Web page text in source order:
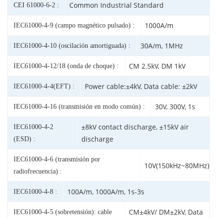
CEI 61000-6-2 : Common Industrial Standard
IEC61000-4-9 (campo magnético pulsado) : 1000A/m
IEC61000-4-10 (oscilación amortiguada) : 30A/m, 1MHz
IEC61000-4-12/18 (onda de choque) : CM 2.5kV, DM 1kV
IEC61000-4-4(EFT) : Power cable:±4kV, Data cable: ±2kV
IEC61000-4-16 (transmisión en modo común) : 30V, 300V, 1s
IEC61000-4-2
(ESD) :
±8kV contact discharge, ±15kV air
discharge
IEC61000-4-6 (transmisión por
radiofrecuencia) :
10V(150kHz~80MHz)
IEC61000-4-8 : 100A/m, 1000A/m, 1s-3s
IEC61000-4-5 (sobretensión): cable
CM±4kV/ DM±2kV, Data